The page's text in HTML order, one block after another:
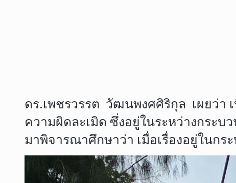
ดร.เพชรวรรต วัฒนพงศศิริกุล เผยว่า
ความผิดละเมิด ซึ่งอยู่ในระหว่างกระ
มาพิจารณาศึกษาว่า เมื่อเรื่องอยู่ในก